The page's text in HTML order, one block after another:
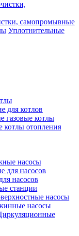
самопромывные
Уплотнительные
для котлов
газовые котлы
котлы отопления
насосы
насосов
станции
насосы
насосы